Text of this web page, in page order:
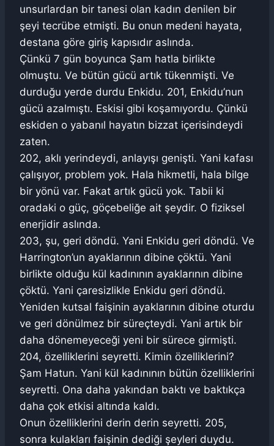
unsurlardan bir tanesi olan kadın denilen bir
şeyi tecrübe etmişti. Bu onun medeni hayata,
destana göre giriş kapısıdır aslında.
Çünkü 7 gün boyunca Şam hatla birlikte
olmuştu. Ve bütün gücü artık tükenmişti. Ve
durduğu yerde durdu Enkidu. 201, Enkidu’nun
gücü azalmıştı. Eskisi gibi koşamıyordu. Çünkü
eskiden o yabanıl hayatın bizzat içerisindeydi
zaten.
202, aklı yerindeydi, anlayışı genişti. Yani kafası
çalışıyor, problem yok. Hala hikmetli, hala bilge
bir yönü var. Fakat artık gücü yok. Tabii ki
oradaki o güç, göçebeliğe ait şeydir. O fiziksel
enerjidir aslında.
203, şu, geri döndü. Yani Enkidu geri döndü. Ve
Harrington’un ayaklarının dibine çöktü. Yani
birlikte olduğu kül kadınının ayaklarının dibine
çöktü. Yani çaresizlikle Enkidu geri döndü.
Yeniden kutsal faişinin ayaklarının dibine oturdu
ve geri dönülmez bir süreçteydi. Yani artık bir
daha dönemeyeceği yeni bir sürece girmişti.
204, özelliklerini seyretti. Kimin özelliklerini?
Şam Hatun. Yani kül kadınının bütün özelliklerini
seyretti. Ona daha yakından baktı ve baktıkça
daha çok etkisi altında kaldı.
Onun özelliklerini derin derin seyretti. 205,
sonra kulakları faişinin dediği şeyleri duydu.